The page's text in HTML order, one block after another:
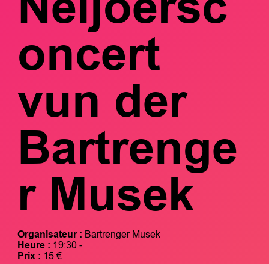
oncert
vun der
Bartrenge
r Musek
Organisateur : Bartrenger Musek
Heure : 19:30 -
Prix : 15 €